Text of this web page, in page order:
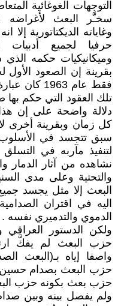
التوجهات الغوغائية
سخـَّر البعث لأغراضه
وغاياته الديكتاتورية إلا
حرفيا لجميع
وميكانيكيات حكمه
بقرينة إن الصعود
فقط عام
تلك العقود التي حكم
دلالة واضحة على إن
كل زمان وبقرينة أخرى
سبق تتجسد في الأسلوب
لتنفيذ مآربه في
نشاهده من آثار الدمار
والتحتية وعلى مدى
البعث إلا مثل يجسد
اليه في اقتران
الدموي والتدميري نفسه .
ولكن الدستور
حزب البعث لم يفكَّ
واصفا إياه بـ(البعث
حزب البعث بصدام حسين
حزب بعث بكونه حزب
ولم يفصل بينه وبين